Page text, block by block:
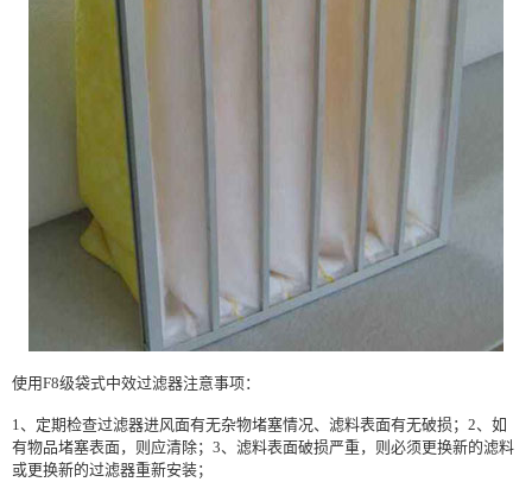
使用F8级袋式中效过滤器注意事项：
1、定期检查过滤器进风面有无杂物堵塞情况、滤料表面有无破损；2、如
有物品堵塞表面，则应清除；3、滤料表面破损严重，则必须更换新的滤料
或更换新的过滤器重新安装；